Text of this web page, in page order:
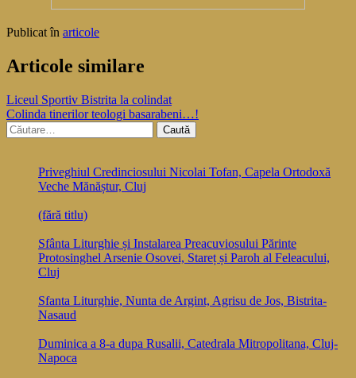
Publicat în articole
Articole similare
Navigare
în
articole
Liceul Sportiv Bistrita la colindat
Colinda tinerilor teologi basarabeni…!
Caută
după:
Priveghiul Credinciosului Nicolai Tofan, Capela Ortodoxă
Veche Mănăștur, Cluj
(fără titlu)
Sfânta Liturghie și Instalarea Preacuviosului Părinte
Protosinghel Arsenie Osovei, Stareț și Paroh al Feleacului,
Cluj
Sfanta Liturghie, Nunta de Argint, Agrisu de Jos, Bistrita-
Nasaud
Duminica a 8-a dupa Rusalii, Catedrala Mitropolitana, Cluj-
Napoca